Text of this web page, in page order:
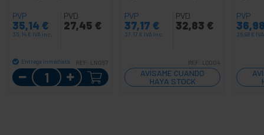
PVP
35,14 €
35,14 € IVA inc.
PVD
27,45 €
Entrega inmediata REF: LN057
Cantidad
PVP
37,17 €
37,17 € IVA inc.
PVD
32,83 €
REF: LQ004
AVÍSAME CUANDO
HAYA STOCK
PVP
36,98 €